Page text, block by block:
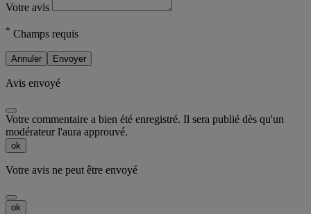
Votre avis
* Champs requis
Annuler Envoyer
Avis envoyé
Votre commentaire a bien été enregistré. Il sera publié dès qu'un
modérateur l'aura approuvé.
ok
Votre avis ne peut être envoyé
ok